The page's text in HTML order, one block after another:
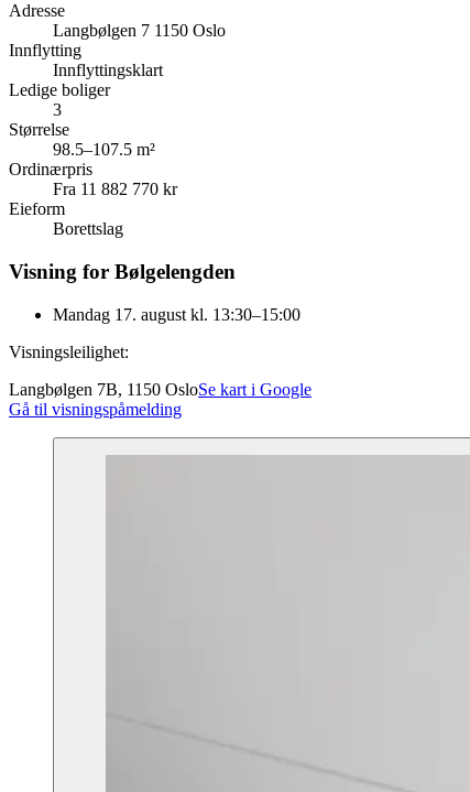
Adresse
Langbølgen 7 1150 Oslo
Innflytting
Innflyttingsklart
Ledige boliger
3
Størrelse
98.5–107.5 m²
Ordinærpris
Fra 11 882 770 kr
Eieform
Borettslag
Visning for Bølgelengden
Mandag 17. august kl. 13:30–15:00
Visningsleilighet:
Langbølgen 7B, 1150 OsloSe kart i Google
Gå til visningspåmelding